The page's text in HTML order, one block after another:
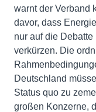
warnt der Verband
davor, dass
nur auf die
verkürzen. Die
Deutschland
Status quo zu
großen Konzerne,